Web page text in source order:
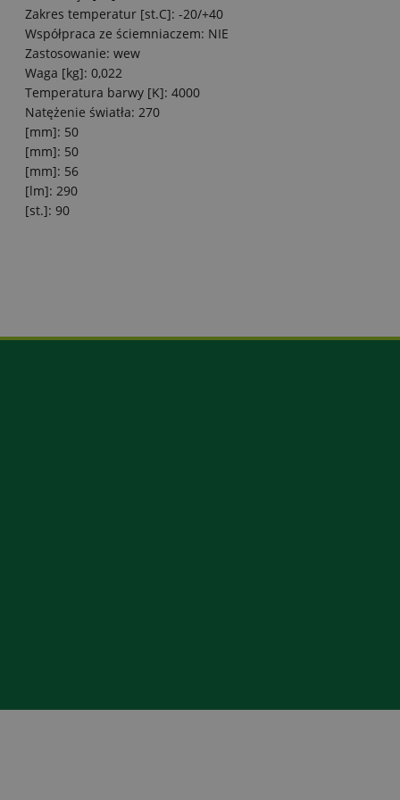
Zakres temperatur [st.C]: -20/+40
Współpraca ze ściemniaczem: NIE
Zastosowanie: wew
Waga [kg]: 0,022
Temperatura barwy [K]: 4000
Natężenie światła: 270
[mm]: 50
[mm]: 50
[mm]: 56
[lm]: 290
[st.]: 90